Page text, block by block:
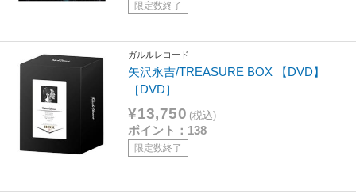
限定数終了
ガルルレコード
矢沢永吉/TREASURE BOX 【DVD】
［DVD］
¥13,750 (税込)
ポイント：138
限定数終了